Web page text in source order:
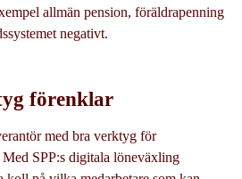
allmän pension, föräldrapenning
negativt.
förenklar
med bra verktyg för
Med SPP:s digitala löneväxling